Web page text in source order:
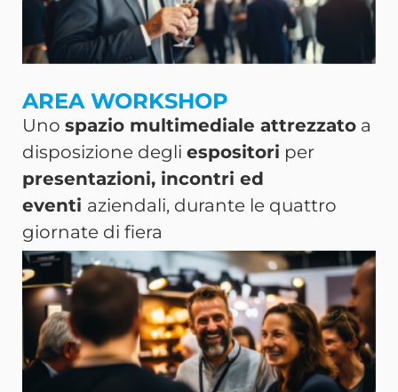
AREA WORKSHOP
Uno spazio multimediale attrezzato a
disposizione degli espositori per
presentazioni, incontri ed
eventi aziendali, durante le quattro
giornate di fiera